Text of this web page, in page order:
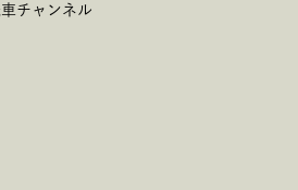
チャンネル